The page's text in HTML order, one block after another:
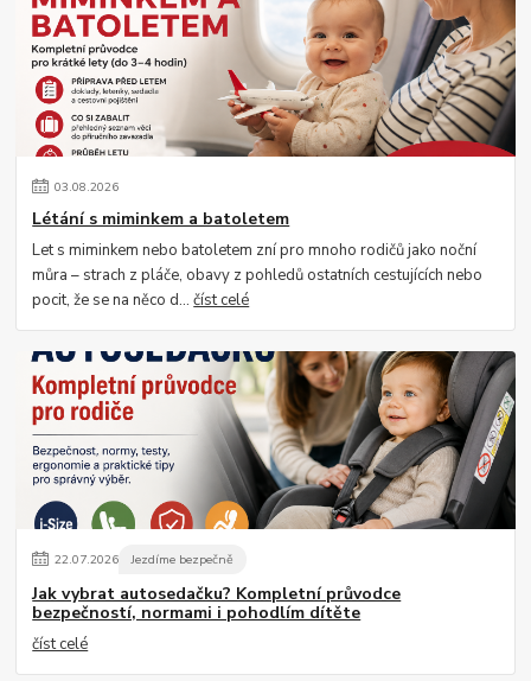
03.08.2026
Létání s miminkem a batoletem
Let s miminkem nebo batoletem zní pro mnoho rodičů jako noční
můra – strach z pláče, obavy z pohledů ostatních cestujících nebo
pocit, že se na něco d...číst celé
22.07.2026 Jezdíme bezpečně
Jak vybrat autosedačku? Kompletní průvodce
bezpečností, normami i pohodlím dítěte
číst celé